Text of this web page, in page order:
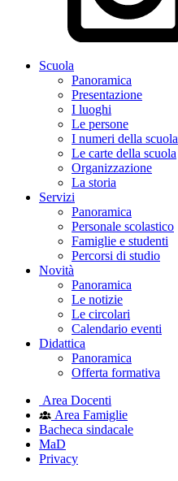
Scuola
Panoramica
Presentazione
I luoghi
Le persone
I numeri della scuola
Le carte della scuola
Organizzazione
La storia
Servizi
Panoramica
Personale scolastico
Famiglie e studenti
Percorsi di studio
Novità
Panoramica
Le notizie
Le circolari
Calendario eventi
Didattica
Panoramica
Offerta formativa
Area Docenti
Area Famiglie
Bacheca sindacale
MaD
Privacy